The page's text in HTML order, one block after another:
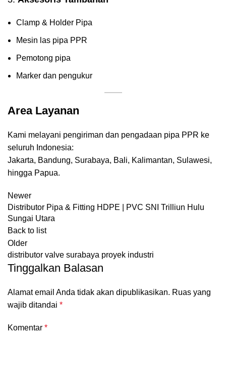
Clamp & Holder Pipa
Mesin las pipa PPR
Pemotong pipa
Marker dan pengukur
Area Layanan
Kami melayani pengiriman dan pengadaan pipa PPR ke
seluruh Indonesia:
Jakarta, Bandung, Surabaya, Bali, Kalimantan, Sulawesi,
hingga Papua.
Newer
Distributor Pipa & Fitting HDPE | PVC SNI Trilliun Hulu
Sungai Utara
Back to list
Older
distributor valve surabaya proyek industri
Tinggalkan Balasan
Alamat email Anda tidak akan dipublikasikan. Ruas yang
wajib ditandai *
Komentar *